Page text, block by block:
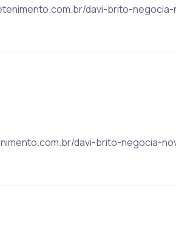
davi-brito-
davi-brito-negocia-